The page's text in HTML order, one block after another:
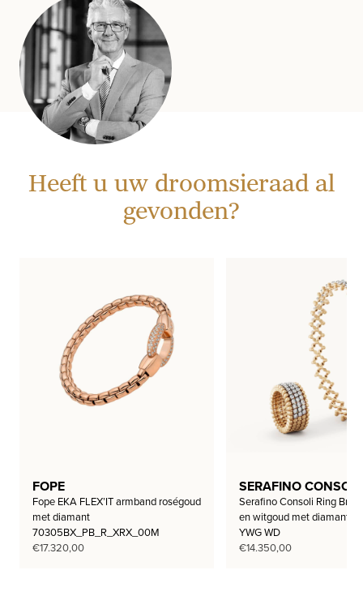
Heeft u uw droomsieraad al
gevonden?
FOPE
Fope EKA FLEX’IT armband roségoud
met diamant
70305BX_PB_R_XRX_00M
€17.320,00
SERAFINO CONSOLI
Serafino Consoli Ring
en witgoud met diamant
YWG WD
€14.350,00